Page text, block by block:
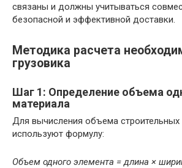
связаны и должны учитываться
безопасной и эффективной доставки.
Методика расчета
грузовика
Шаг 1: Определение объема
материала
Для вычисления объема строительных
используют формулу:
Объем одного элемента = длина ×